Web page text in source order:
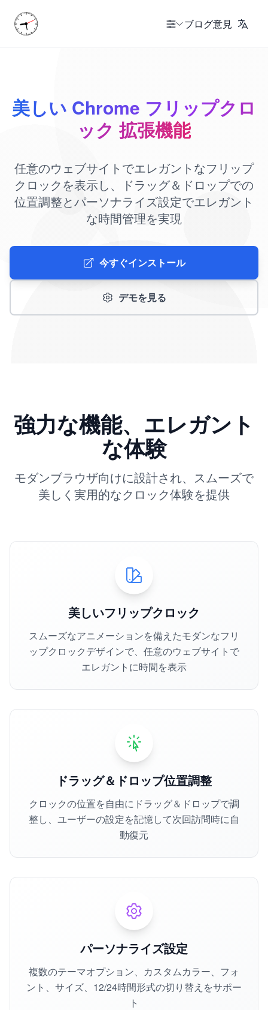
ブログ意見
美しい Chrome フリップクロ
ック 拡張機能
任意のウェブサイトでエレガントなフリップ
クロックを表示し、ドラッグ＆ドロップでの
位置調整とパーソナライズ設定でエレガント
な時間管理を実現
今すぐインストール
デモを見る
強力な機能、エレガント
な体験
モダンブラウザ向けに設計され、スムーズで
美しく実用的なクロック体験を提供
美しいフリップクロック
スムーズなアニメーションを備えたモダンなフリ
ップクロックデザインで、任意のウェブサイトで
エレガントに時間を表示
ドラッグ＆ドロップ位置調整
クロックの位置を自由にドラッグ＆ドロップで調
整し、ユーザーの設定を記憶して次回訪問時に自
動復元
パーソナライズ設定
複数のテーマオプション、カスタムカラー、フォ
ント、サイズ、12/24時間形式の切り替えをサポー
ト